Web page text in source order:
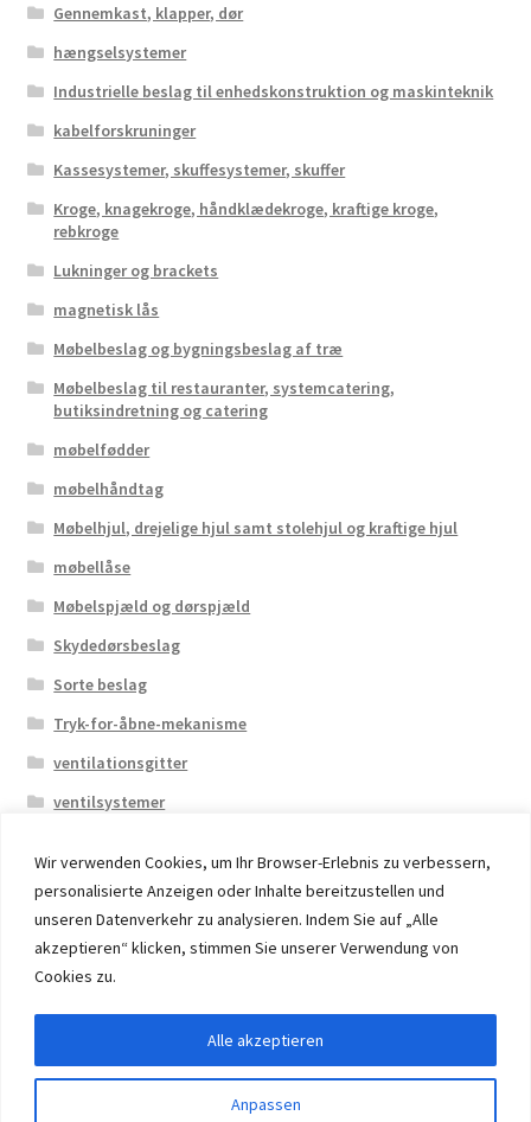
Wir verwenden Cookies, um Ihr Browser-Erlebnis zu verbessern,
personalisierte Anzeigen oder Inhalte bereitzustellen und
unseren Datenverkehr zu analysieren. Indem Sie auf „Alle
akzeptieren“ klicken, stimmen Sie unserer Verwendung von
Cookies zu.
Anpassen
Alle akzeptieren
Gennemkast, klapper, dør
hængselsystemer
Industrielle beslag til enhedskonstruktion og maskinteknik
kabelforskruninger
Kassesystemer, skuffesystemer, skuffer
Kroge, knagekroge, håndklædekroge, kraftige kroge,
rebkroge
Lukninger og brackets
magnetisk lås
Møbelbeslag og bygningsbeslag af træ
Møbelbeslag til restauranter, systemcatering,
butiksindretning og catering
møbelfødder
møbelhåndtag
Møbelhjul, drejelige hjul samt stolehjul og kraftige hjul
møbellåse
Møbelspjæld og dørspjæld
Skydedørsbeslag
Sorte beslag
Tryk-for-åbne-mekanisme
ventilationsgitter
ventilsystemer
© 2026 Eruon Trade UG, Germany, member of the ERUON